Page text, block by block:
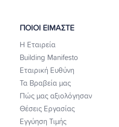
ΠΟΙΟΙ ΕΙΜΑΣΤΕ
Η Εταιρεία
Building Manifesto
Εταιρική Ευθύνη
Τα Βραβεία μας
Πώς μας αξιολόγησαν
Θέσεις Εργασίας
Εγγύηση Τιμής